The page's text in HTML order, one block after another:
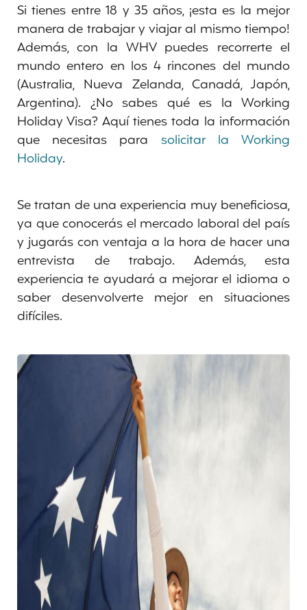
Si tienes entre 18 y 35 años, ¡esta es la mejor
manera de trabajar y viajar al mismo tiempo!
Además, con la WHV puedes recorrerte el
mundo entero en los 4 rincones del mundo
(Australia, Nueva Zelanda, Canadá, Japón,
Argentina). ¿No sabes qué es la Working
Holiday Visa? Aquí tienes toda la información
que necesitas para solicitar la Working
Holiday.
Se tratan de una experiencia muy beneficiosa,
ya que conocerás el mercado laboral del país
y jugarás con ventaja a la hora de hacer una
entrevista de trabajo. Además, esta
experiencia te ayudará a mejorar el idioma o
saber desenvolverte mejor en situaciones
difíciles.